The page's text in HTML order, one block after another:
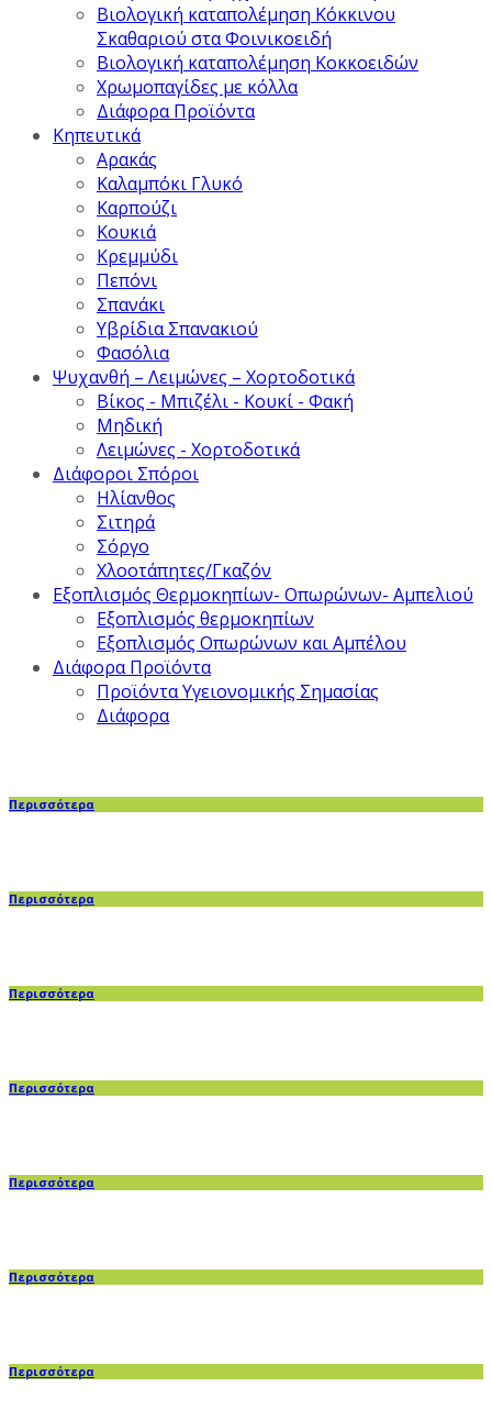
Βιολογική καταπολέμηση Κόκκινου
Σκαθαριού στα Φοινικοειδή
Βιολογική καταπολέμηση Κοκκοειδών
Χρωμοπαγίδες με κόλλα
Διάφορα Προϊόντα
Κηπευτικά
Αρακάς
Καλαμπόκι Γλυκό
Καρπούζι
Κουκιά
Κρεμμύδι
Πεπόνι
Σπανάκι
Υβρίδια Σπανακιού
Φασόλια
Ψυχανθή – Λειμώνες – Χορτοδοτικά
Βίκος - Μπιζέλι - Κουκί - Φακή
Μηδική
Λειμώνες - Χορτοδοτικά
Διάφοροι Σπόροι
Ηλίανθος
Σιτηρά
Σόργο
Χλοοτάπητες/Γκαζόν
Εξοπλισμός Θερμοκηπίων- Οπωρώνων- Αμπελιού
Εξοπλισμός θερμοκηπίων
Εξοπλισμός Οπωρώνων και Αμπέλου
Διάφορα Προϊόντα
Προϊόντα Υγειονομικής Σημασίας
Διάφορα
Περισσότερα
Περισσότερα
Περισσότερα
Περισσότερα
Περισσότερα
Περισσότερα
Περισσότερα